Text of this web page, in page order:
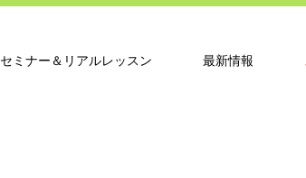
セミナー＆リアルレッスン 最新情報